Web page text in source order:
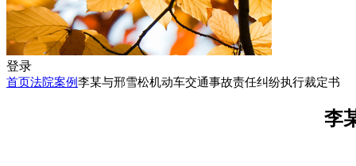
登录
首页法院案例李某与邢雪松机动车交通事故责任纠纷执行裁定书
李